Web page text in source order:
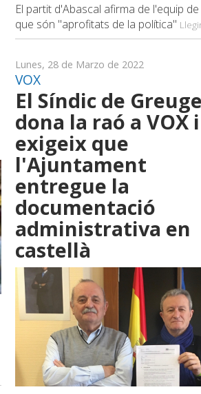
El partit d'Abascal afirma de l'equip
que són "aprofitats de la política"
Lunes, 28 de Marzo de 2022
VOX
El Síndic de
dona la raó a VOX i
exigeix que
l'Ajuntament
entregue la
documentació
administrativa en
castellà